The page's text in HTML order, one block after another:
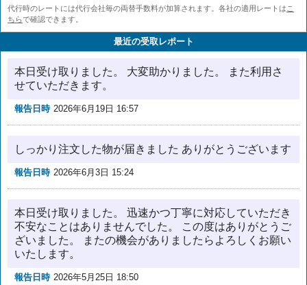
代行時のレートには代行会社毎の両替手数料が加算されます。各社の適用レートは こ
ちらで確認できます。
最近の受取レポート
本日受け取りました。 大変助かりました。 また利用さ
せていただきます。
報告日時 2026年6月19日 16:57
しっかり注文した物が届きました ありがとうございます
報告日時 2026年6月3日 15:24
本日受け取りました。 迅速かつ丁寧に対応していただき
不安なことはありませんでした。 この度はありがとうご
ざいました。 またの機会がありましたらよろしくお願い
いたします。
報告日時 2026年5月25日 18:50